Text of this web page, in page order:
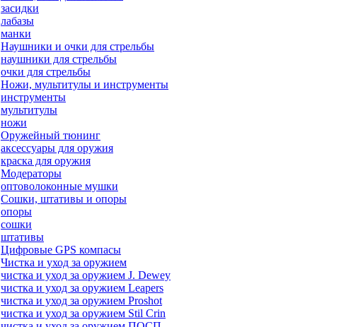
засидки
лабазы
манки
Наушники и очки для стрельбы
наушники для стрельбы
очки для стрельбы
Ножи, мультитулы и инструменты
инструменты
мультитулы
ножи
Оружейный тюнинг
аксессуары для оружия
краска для оружия
Модераторы
оптоволоконные мушки
Сошки, штативы и опоры
опоры
сошки
штативы
Цифровые GPS компасы
Чистка и уход за оружием
чистка и уход за оружием J. Dewey
чистка и уход за оружием Leapers
чистка и уход за оружием Proshot
чистка и уход за оружием Stil Crin